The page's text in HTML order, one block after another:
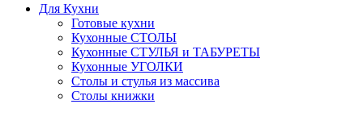
Для Кухни
Готовые кухни
Кухонные СТОЛЫ
Кухонные СТУЛЬЯ и ТАБУРЕТЫ
Кухонные УГОЛКИ
Столы и стулья из массива
Столы книжки